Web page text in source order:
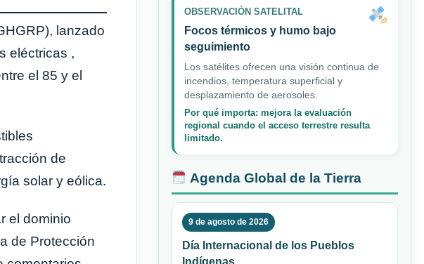
lanzado
eléctricas ,
el 85 y el
de
solar y eólica.
el dominio
de Protección
OBSERVACIÓN SATELITAL
Focos térmicos y humo bajo
seguimiento
Los satélites ofrecen una visión continua de
incendios, temperatura superficial y
desplazamiento de aerosoles.
Por qué importa: mejora la evaluación
regional cuando el acceso terrestre resulta
limitado.
Agenda Global de la Tierra
9 de agosto de 2026
Día Internacional de los Pueblos